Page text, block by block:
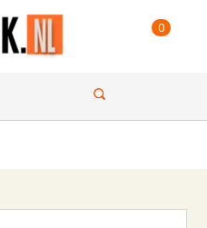
ccms.class.php on line
0